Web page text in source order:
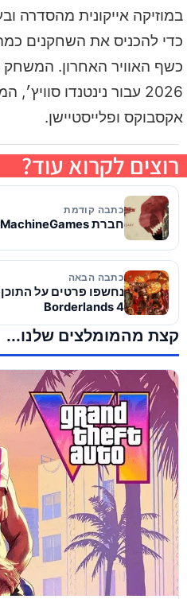
במוזיקה אייקונית מהסדרה
כדי להכניס את השחקנים
כשף האוויר האחרון.
2026 עבור נינטנדו
אקסבוקס ופלייסטיישן.
רוצים לקרוא עוד?
כתבה קודמת
חברת MachineGames משיקה משחק חדש?
כתבה הבאה
נחשפו פרטים על
Borderlands 4
קצת מהמומלצים שלנו...